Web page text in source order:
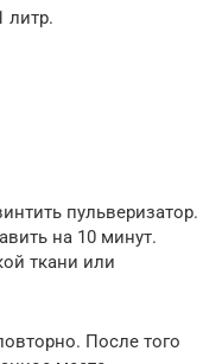
литр.
пульверизатор.
на 10 минут.
ткани или
После того